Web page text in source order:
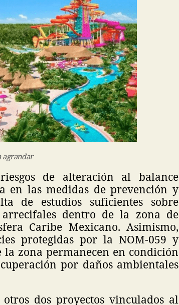
agrandar
de alteración al balance
en las medidas de prevención y
de estudios suficientes sobre
arrecifales dentro de la zona de
Caribe Mexicano. Asimismo,
protegidas por la NOM-059 y
zona permanecen en condición
por daños ambientales
dos proyectos vinculados al